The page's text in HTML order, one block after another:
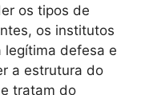
os tipos de
os institutos
legítima defesa e
a estrutura do
tratam do